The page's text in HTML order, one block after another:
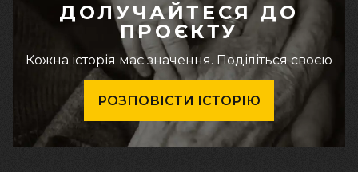
ДОЛУЧАЙТЕСЯ ДО
ПРОЄКТУ
Кожна історія має значення. Поділіться своєю
РОЗПОВІСТИ ІСТОРІЮ